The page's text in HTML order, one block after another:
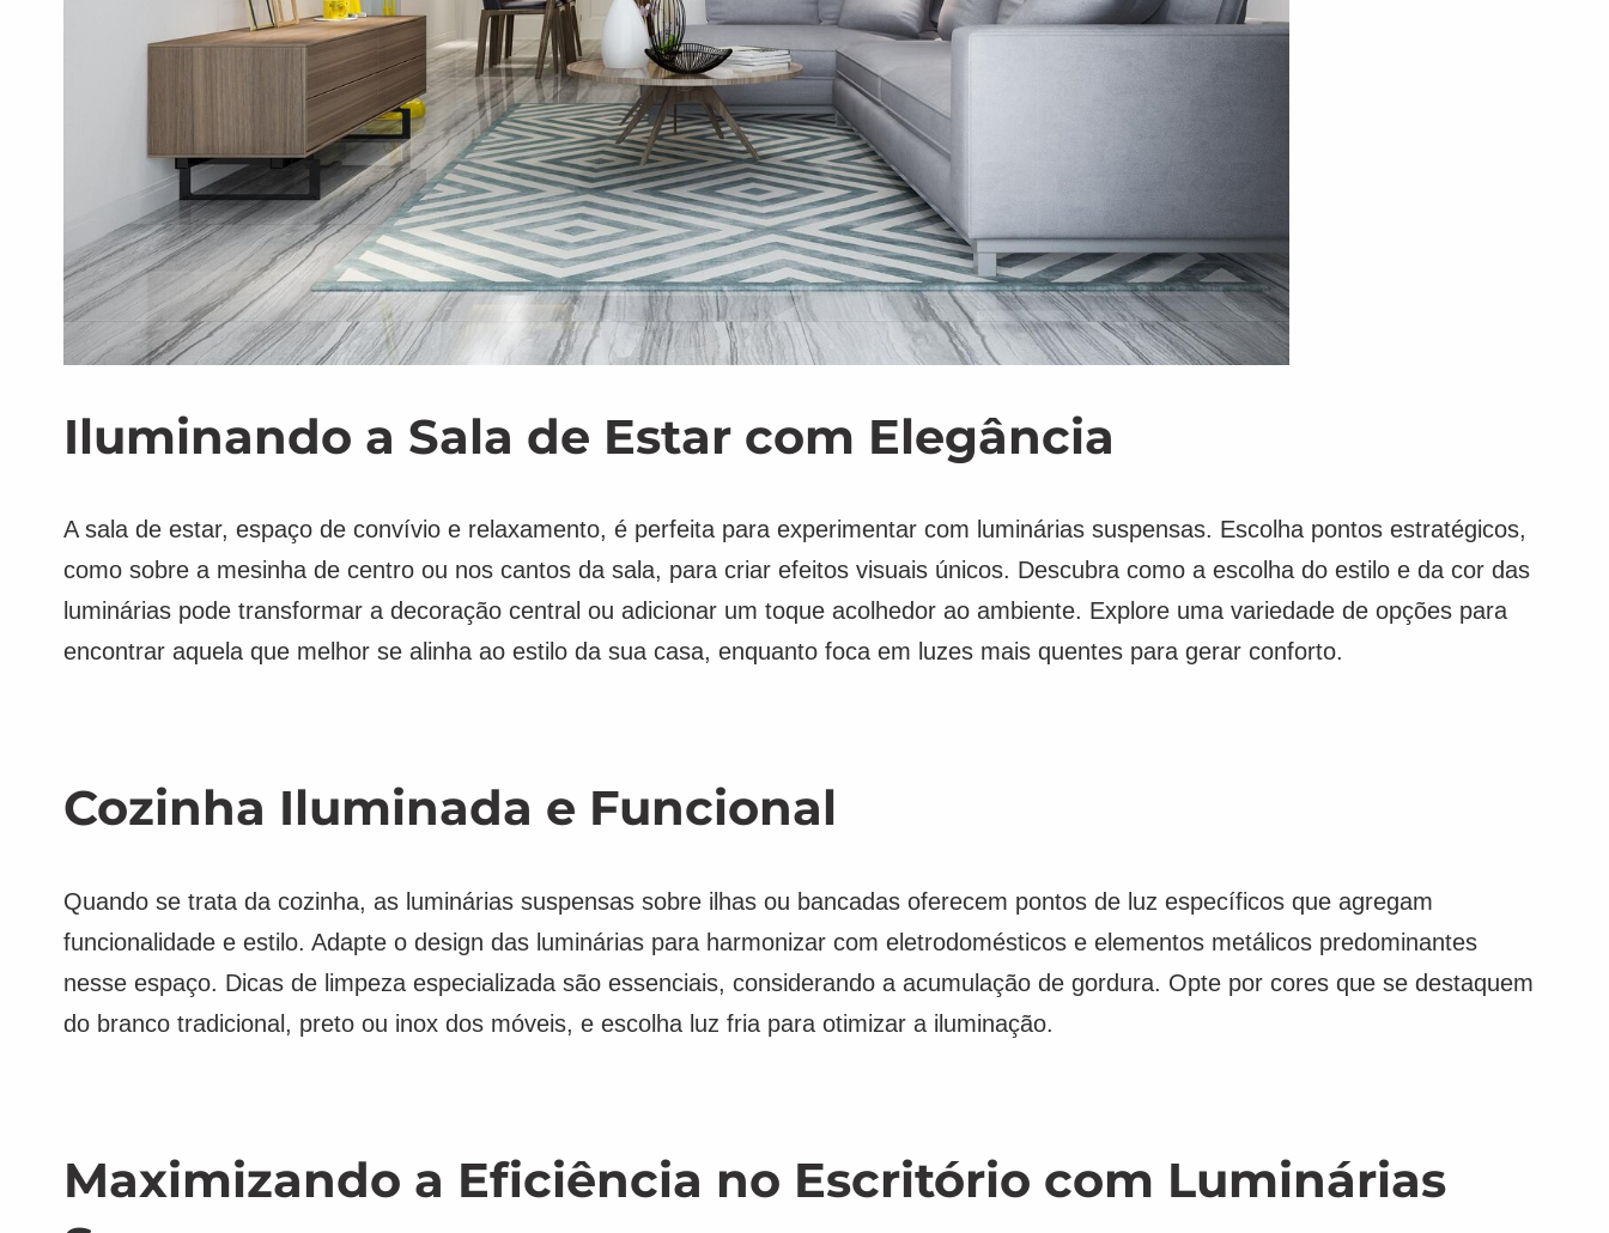
Iluminando a Sala de Estar com Elegância
A sala de estar, espaço de convívio e relaxamento, é perfeita para experimentar com luminárias suspensas. Escolha pontos estratégicos,
como sobre a mesinha de centro ou nos cantos da sala, para criar efeitos visuais únicos. Descubra como a escolha do estilo e da cor das
luminárias pode transformar a decoração central ou adicionar um toque acolhedor ao ambiente. Explore uma variedade de opções para
encontrar aquela que melhor se alinha ao estilo da sua casa, enquanto foca em luzes mais quentes para gerar conforto.
Cozinha Iluminada e Funcional
Quando se trata da cozinha, as luminárias suspensas sobre ilhas ou bancadas oferecem pontos de luz específicos que agregam
funcionalidade e estilo. Adapte o design das luminárias para harmonizar com eletrodomésticos e elementos metálicos predominantes
nesse espaço. Dicas de limpeza especializada são essenciais, considerando a acumulação de gordura. Opte por cores que se destaquem
do branco tradicional, preto ou inox dos móveis, e escolha luz fria para otimizar a iluminação.
Maximizando a Eficiência no Escritório com Luminárias